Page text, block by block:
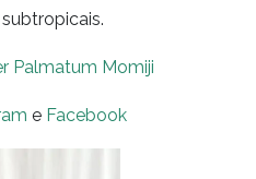
Palmatum Momiji
e Facebook